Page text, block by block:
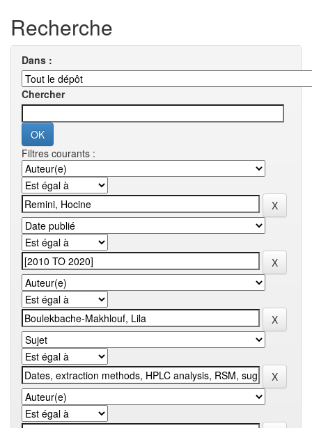
Recherche
Dans :
Chercher
Filtres courants :